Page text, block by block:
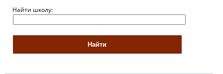
Найти школу: